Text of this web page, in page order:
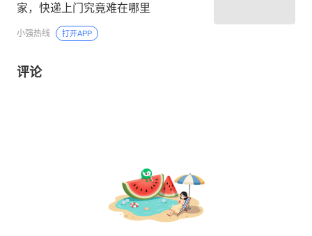
家，快递上门究竟难在哪里
小强热线 打开APP
评论